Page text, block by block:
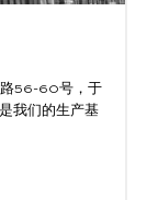
路56-60号，于
我们的生产基